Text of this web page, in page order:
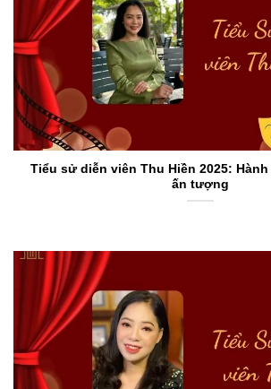
Tiểu sử diễn viên Thu Hiền 2025:
ấn tượng